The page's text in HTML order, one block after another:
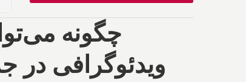
چگونه
ویدئوگرافی